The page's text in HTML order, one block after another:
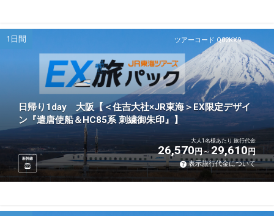
ツアーコード Q02KX9
1日間
日帰り1day 大阪【＜住吉大社×JR東海＞EX限定デザイ
ン『遣唐使船＆HC85系 刺繍御朱印』】
新幹線
大人1名様あたり 旅行代金
26,570円 29,610円
表示旅行代金について